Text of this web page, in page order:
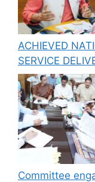
ACHIEVED
SERVICE
Committee